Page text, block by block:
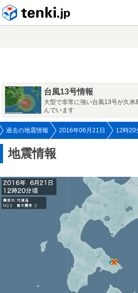
台風13号情報
大型で非常に強い台風13号が久
んでいます
過去の地震情報 2016年06月21日 12時20
地震情報